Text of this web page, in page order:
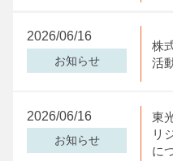
2026/06/16
お知らせ
株
活
2026/06/16
お知らせ
東
リ
に